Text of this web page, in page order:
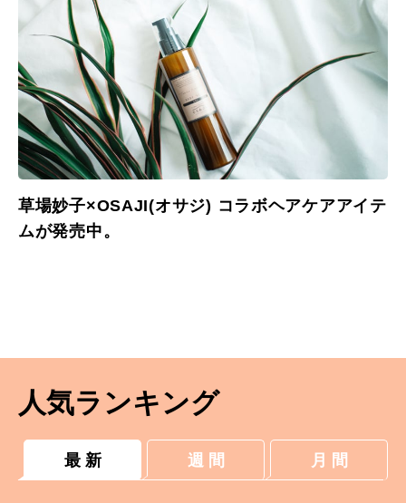
草場妙子×OSAJI(オサジ) コラボヘアケアアイテ
ムが発売中。
人気ランキング
最 新 週 間 月 間